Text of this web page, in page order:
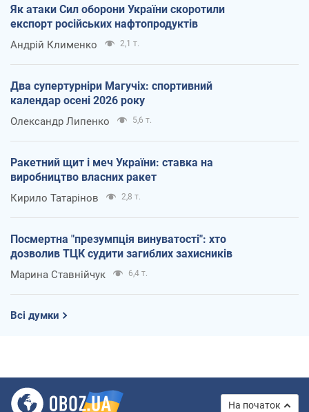
Як атаки Сил оборони України скоротили
експорт російських нафтопродуктів
Андрій Клименко 2,1 т.
Два супертурніри Магучіх: спортивний
календар осені 2026 року
Олександр Липенко 5,6 т.
Ракетний щит і меч України: ставка на
виробництво власних ракет
Кирило Татарінов 2,8 т.
Посмертна "презумпція винуватості": хто
дозволив ТЦК судити загиблих захисників
Марина Ставнійчук 6,4 т.
Всі думки
На початок